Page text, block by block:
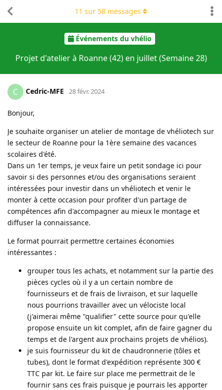
Événements du vhélio
Projet d'atelier à Roanne (42) en juillet (Semaine 28)
11 sur 58 messages
C Cedric-MFE 28 févr. 2024
Bonjour,
Je souhaite organiser un atelier de montage de vhéliotech sur
le secteur de Roanne pour la 1ère semaine des vacances
scolaires d'été.
Dans un 1er temps, je veux faire un petit sondage ici pour
savoir si des personnes et/ou des organisations seraient
intéressées pour investir dans un vhéliotech et venir le
monter à cette occasion pour profiter d'un partage de
compétences afin d'accompagner au mieux le montage et
diffuser la connaissance.
Le format pourrait permettre certaines économies
intéressantes :
grouper tous les achats, et notamment sur la partie des
pièces cycles où il y a un certain nombre de
fournisseurs et de frais de livraison, et sur laquelle
nous pourrions travailler avec un vélociste local
(j'aimerai même "qualifier" cette source pour qu'elle
propose ensuite un kit complet, afin de faire gagner du
temps et de l'argent aux prochains projets de vhélios).
je suis fournisseur du kit de chaudronnerie (tôles et
tubes), dont le format d'expédition représente 300 €
TTC par kit. Le faire sur place me permettrait de le
fournir sans ces frais puisque je pourrais les apporter